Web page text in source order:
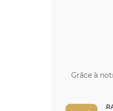
Grâce à